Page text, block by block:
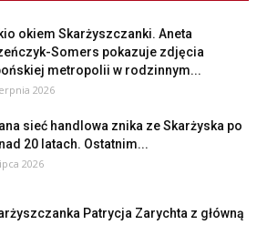
okiem Skarżyszczanki. Aneta
Somers pokazuje zdjęcia
metropolii w rodzinnym...
2026
sieć handlowa znika ze Skarżyska po
20 latach. Ostatnim...
2026
Patrycja Zarychta z główną